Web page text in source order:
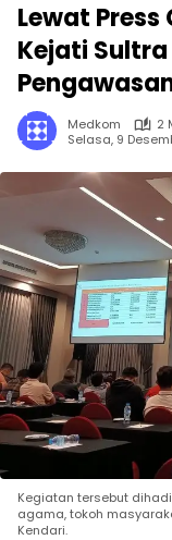
Lewat Press
Kejati
Medkom
2
Selasa, 9
Kegiatan tersebut
agama, tokoh
Kendari.